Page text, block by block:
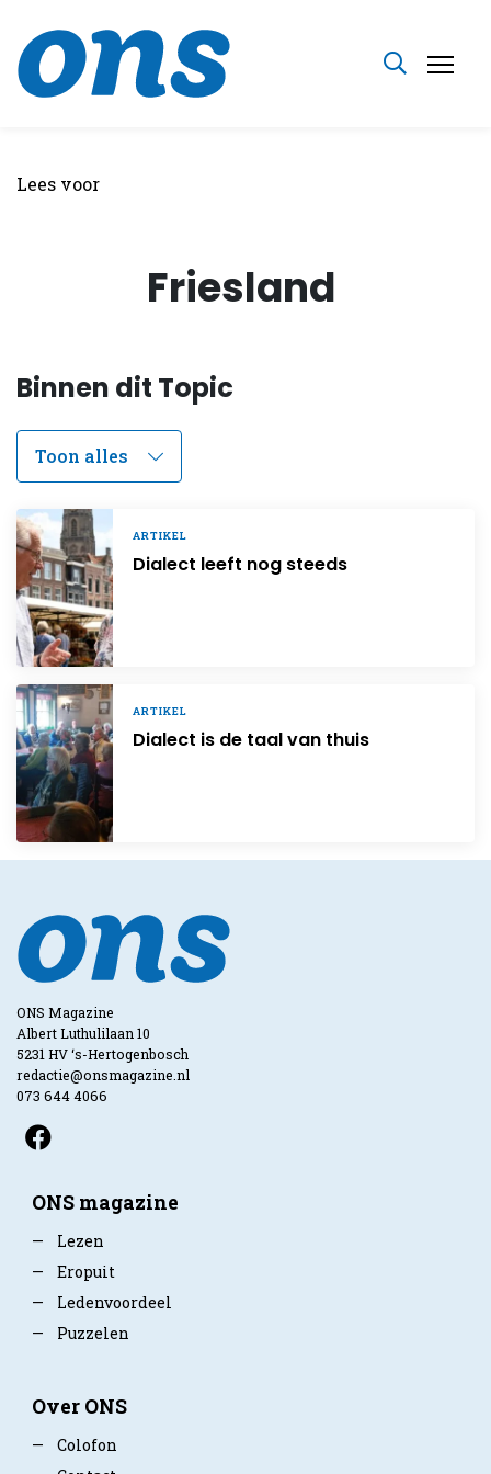
Lees voor
Friesland
Binnen dit Topic
ARTIKEL
Dialect leeft nog steeds
ARTIKEL
Dialect is de taal van thuis
ONS Magazine
Albert Luthulilaan 10
5231 HV ‘s-Hertogenbosch
redactie@onsmagazine.nl
073 644 4066
ONS magazine
—
Lezen
—
Eropuit
—
Ledenvoordeel
—
Puzzelen
Over ONS
—
Colofon